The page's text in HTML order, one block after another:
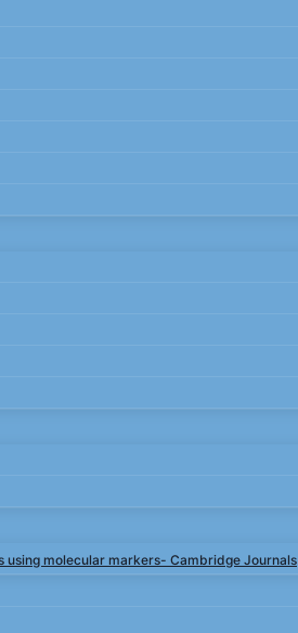
using molecular markers- Cambridge Journals